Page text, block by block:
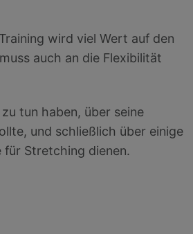
wird viel Wert auf den
auch an die Flexibilität
tun haben, über seine
und schließlich über einige
für Stretching dienen.